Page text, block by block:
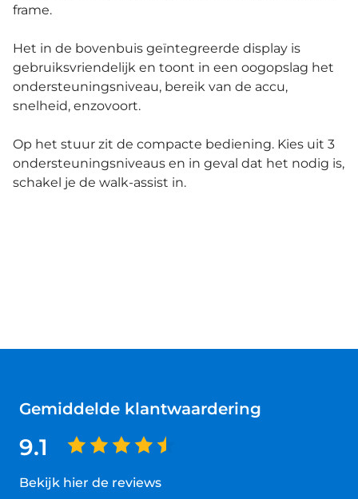
frame.
Het in de bovenbuis geïntegreerde display is
gebruiksvriendelijk en toont in een oogopslag het
ondersteuningsniveau, bereik van de accu,
snelheid, enzovoort.
Op het stuur zit de compacte bediening. Kies uit 3
ondersteuningsniveaus en in geval dat het nodig is,
schakel je de walk-assist in.
Gemiddelde klantwaardering
9.1
Bekijk hier de reviews